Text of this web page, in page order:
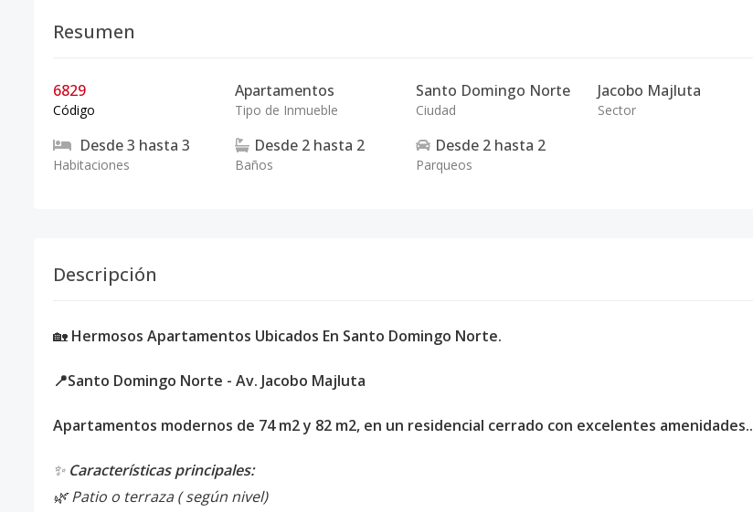
Resumen
6829
Código
Apartamentos
Tipo de Inmueble
Santo Domingo Norte
Ciudad
Jacobo Majluta
Sector
Desde3 hasta 3
Habitaciones
Desde 2hasta 2
Baños
Desde 2 hasta 2
Parqueos
Descripción
🏡 Hermosos Apartamentos Ubicados En Santo Domingo Norte.
📍Santo Domingo Norte - Av. Jacobo Majluta
Apartamentos modernos de 74 m2 y 82 m2, en un residencial cerrado con excelentes amenidades..
✨ Características principales:
🌿 Patio o terraza ( según nivel)